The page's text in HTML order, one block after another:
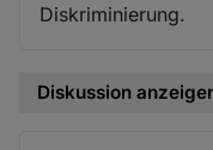
Diskriminierung.
Diskussion